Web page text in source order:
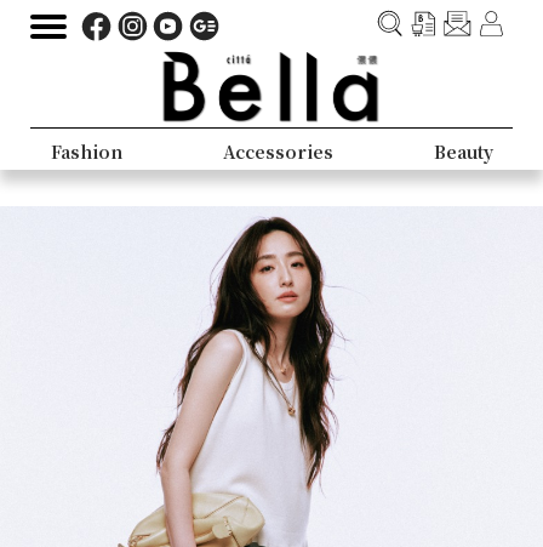
Fashion Accessories Beauty